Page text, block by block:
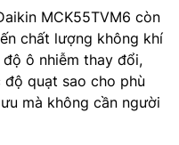
MCK55TVM6 còn
chất lượng không khí
ô nhiễm thay đổi,
quạt sao cho phù
mà không cần người